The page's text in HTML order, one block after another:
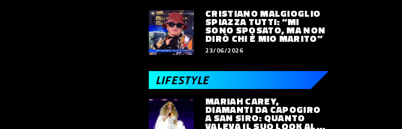
CRISTIANO MALGIOGLIO
SPIAZZA TUTTI: “MI
SONO SPOSATO, MA NON
DIRÒ CHI È MIO MARITO”
23/06/2026
LIFESTYLE
MARIAH CAREY,
DIAMANTI DA CAPOGIRO
A SAN SIRO: QUANTO
VALEVA IL SUO LOOK ALLE